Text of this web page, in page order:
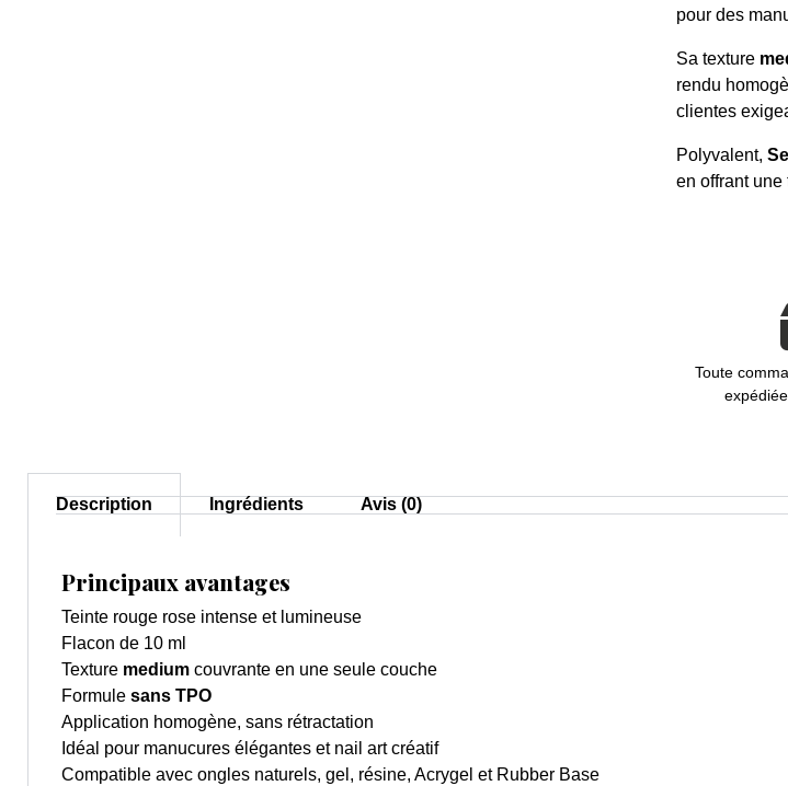
pour des
Sa texture
rendu
clientes
Polyvalent,
en offrant une
Toute
Description Ingrédients Avis (0)
Principaux avantages
Teinte rouge rose intense et lumineuse
Flacon de 10 ml
Texture medium couvrante en une seule couche
Formule sans TPO
Application homogène, sans rétractation
Idéal pour manucures élégantes et nail art créatif
Compatible avec ongles naturels, gel, résine, Acrygel et Rubber Base